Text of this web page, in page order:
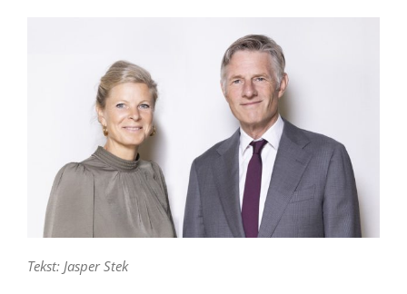
Tekst: Jasper Stek